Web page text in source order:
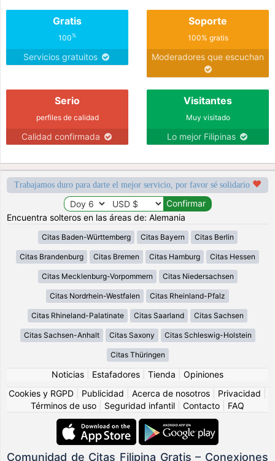
Gratis
100%
Servicios gratuitos
Soporte
100% gratis
Moderadores que escuchan
Serio
perfiles de calidad
Calidad confirmada
Visitantes
Muy visitado
Lo mejor Filipinas
Trabajamos duro para darte el mejor servicio, por favor sé solidario
Encuentra solteros en las áreas de: Alemania
Citas Baden-Württemberg Citas Bayern Citas Berlin
Citas Brandenburg Citas Bremen Citas Hamburg Citas Hessen
Citas Mecklenburg-Vorpommern Citas Niedersachsen
Citas Nordrhein-Westfalen Citas Rheinland-Pfalz
Citas Rhineland-Palatinate Citas Saarland Citas Sachsen
Citas Sachsen-Anhalt Citas Saxony Citas Schleswig-Holstein
Citas Thüringen
Noticias Estafadores Tienda
Opiniones
Cookies y RGPD
Publicidad Acerca de nosotros Privacidad
Términos de uso
Seguridad infantil Contacto FAQ
Comunidad de Citas Filipina Gratis – Conexiones